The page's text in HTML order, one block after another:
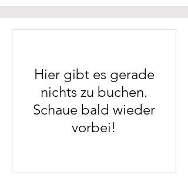
Hier gibt es gerade
nichts zu buchen.
Schaue bald wieder
vorbei!